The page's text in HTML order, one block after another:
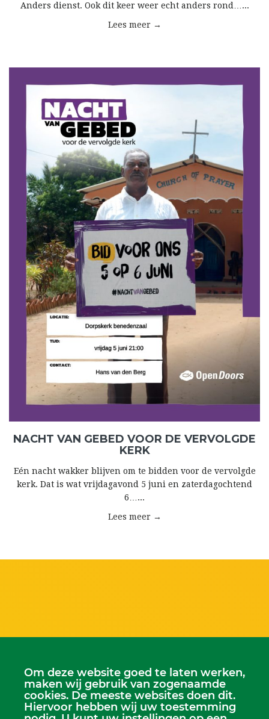
Anders dienst. Ook dit keer weer echt anders rond…...
Lees meer →
NACHT VAN GEBED VOOR DE VERVOLGDE
KERK
Eén nacht wakker blijven om te bidden voor de vervolgde
kerk. Dat is wat vrijdagavond 5 juni en zaterdagochtend
6…...
Lees meer →
Om deze website goed te laten werken,
maken wij gebruik van zogenaamde
cookies. De meeste websites doen dit.
Hiervoor hebben wij uw toestemming